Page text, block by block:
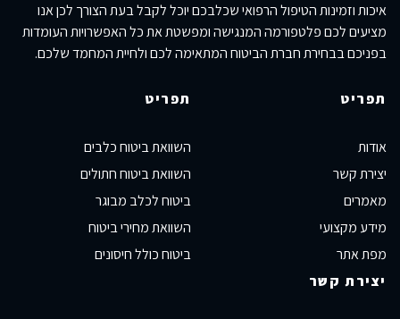
איכות וזמינות הטיפול הרפואי שכלבכם יוכל לקבל בעת הצורך לכן אנו
מציעים לכם פלטפורמה המנגישה ומפשטת את כל האפשרויות העומדות
בפניכם בבחירת חברת הביטוח המתאימה לכם ולחיית המחמד שלכם.
תפריט
אודות
יצירת קשר
מאמרים
מידע מקצועי
מפת אתר
תפריט
השוואת ביטוח כלבים
השוואת ביטוח חתולים
ביטוח לכלב מבוגר
השוואת מחירי ביטוח
ביטוח כולל חיסונים
יצירת קשר